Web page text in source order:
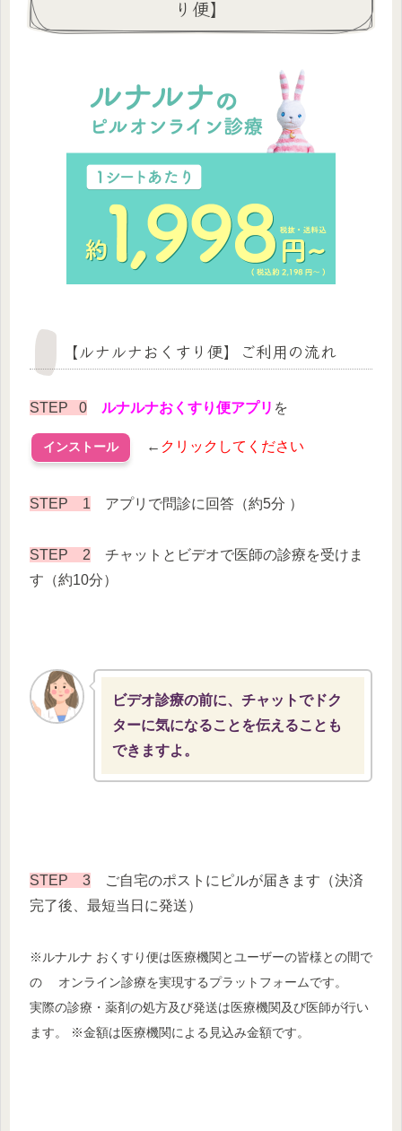
り便】
【ルナルナおくすり便】ご利用の流れ
STEP 0 ルナルナおくすり便アプリ を
インストール ← クリックしてください
STEP 1 アプリで問診に回答（約5分 ）
STEP 2 チャットとビデオで医師の診療を受けま
す（約10分）
ビデオ診療の前に、チャットでドク
ターに気になることを伝えることも
できますよ。
STEP 3 ご自宅のポストにピルが届きます（決済
完了後、最短当日に発送）
※ルナルナ おくすり便は医療機関とユーザーの皆様との間で
の オンライン診療を実現するプラットフォームです。
実際の診療・薬剤の処方及び発送は医療機関及び医師が行い
ます。 ※金額は医療機関による見込み金額です。